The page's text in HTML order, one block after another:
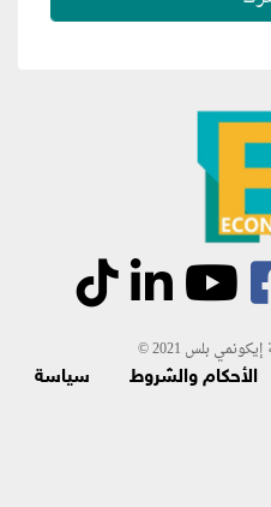
بلس 2021 ©
الأحكام والشروط
سياسة